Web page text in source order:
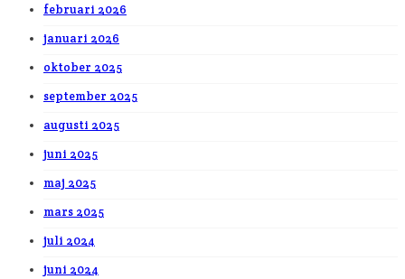
februari 2026
januari 2026
oktober 2025
september 2025
augusti 2025
juni 2025
maj 2025
mars 2025
juli 2024
juni 2024